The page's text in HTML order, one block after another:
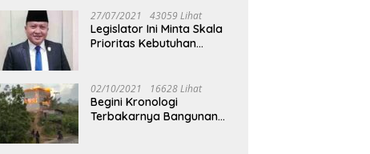
27/07/2021 43059 Lihat
Legislator Ini Minta Skala
Prioritas Kebutuhan
02/10/2021 16628 Lihat
Begini Kronologi
Terbakarnya Bangunan